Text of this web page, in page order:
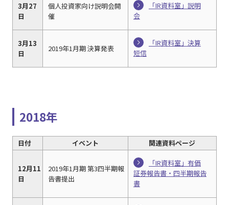
3月27
日
個人投資家向け説明会開
催
「IR資料室」説明
会
3月13
日
2019年1月期 決算発表
「IR資料室」決算
短信
2018年
日付 イベント 関連資料ページ
12月11
日
2019年1月期 第3四半期報
告書提出
「IR資料室」有価
証券報告書・四半期報告
書